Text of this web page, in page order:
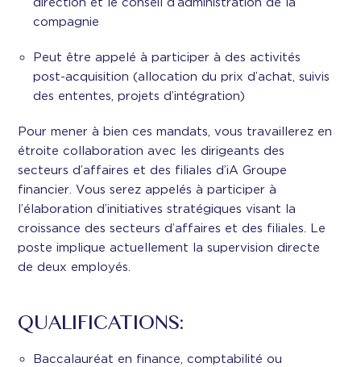
compagnie
Peut être appelé à participer à des activités
post-acquisition (allocation du prix d’achat, suivis
des ententes, projets d’intégration)
Pour mener à bien ces mandats, vous travaillerez en
étroite collaboration avec les dirigeants des
secteurs d’affaires et des filiales d’iA Groupe
financier. Vous serez appelés à participer à
l’élaboration d’initiatives stratégiques visant la
croissance des secteurs d’affaires et des filiales. Le
poste implique actuellement la supervision directe
de deux employés.
QUALIFICATIONS:
Baccalauréat en finance, comptabilité ou